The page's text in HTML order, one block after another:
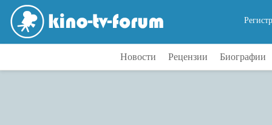
Новости Рецензии Биографии